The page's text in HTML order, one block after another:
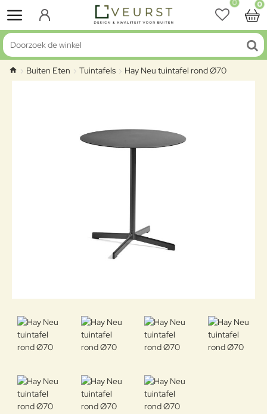
0 0
Doorzoek de winkel
home
Buiten Eten Tuintafels Hay Neu tuintafel rond Ø70